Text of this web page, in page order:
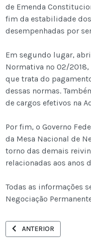
de Emenda
fim da estabilidade
desempenhadas por
Em segundo lugar,
Normativa nº 02/
que trata do
dessas normas.
de cargos efetivos na
Por fim, o Governo
da Mesa Nacional de
torno das demais
relacionadas aos anos
Todas as informações
Negociação
ARTIGO ANTERIOR:
ANTERIOR